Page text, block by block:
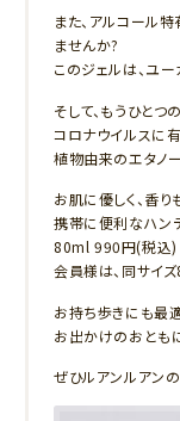
また、アルコール
ませんか?
このジェルは、ユー
そして、もうひと
コロナウイルスに
植物由来のエタノ
お肌に優しく、香り
携帯に便利なハン
80ml 990円(税込)
会員様は、同サイ
お持ち歩きにも最
お出かけのおとも
ぜひルアンルアン